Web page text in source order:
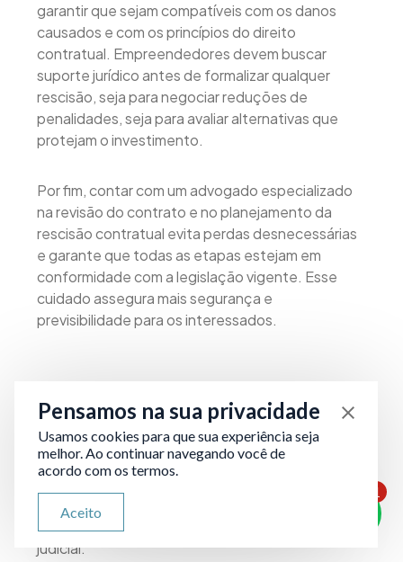
garantir que sejam compatíveis com os danos
causados e com os princípios do direito
contratual. Empreendedores devem buscar
suporte jurídico antes de formalizar qualquer
rescisão, seja para negociar reduções de
penalidades, seja para avaliar alternativas que
protejam o investimento.
Por fim, contar com um advogado especializado
na revisão do contrato e no planejamento da
rescisão contratual evita perdas desnecessárias
e garante que todas as etapas estejam em
conformidade com a legislação vigente. Esse
cuidado assegura mais segurança e
previsibilidade para os interessados.
resolver conflitos sem recorrer à
Justiça?
para solucionar conflitos em franquias sem a
necessidade de um longo e custoso processo
judicial.
1
Pensamos na sua privacidade
Usamos cookies para que sua experiência seja
melhor. Ao continuar navegando você de
acordo com os termos.
Aceito